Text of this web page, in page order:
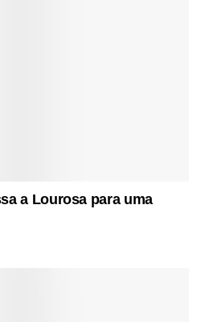
a Lourosa para uma